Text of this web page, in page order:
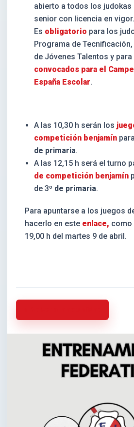
abierto a todos los judokas
senior con licencia en vigor.
Es obligatorio para los
Programa de
de Jóvenes Talentos y para
convocados para el
España Escolar.
A las 10,30 h serán los
competición benjamín
de primaria.
A las 12,15 h será el turno
de competición benjamín
de 3º de primaria.
Para apuntarse a los juegos
hacerlo en este enlace, como
19,00 h del martes 9 de abril.